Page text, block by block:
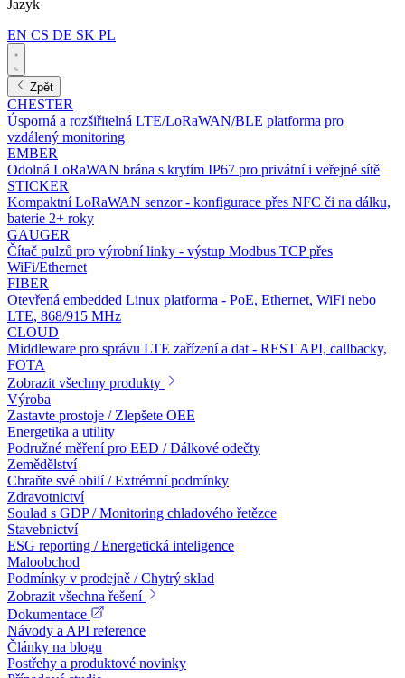
Jazyk
EN CS DE SK PL
Zpět
CHESTER
Úsporná a rozšiřitelná LTE/LoRaWAN/BLE platforma pro
vzdálený monitoring
EMBER
Odolná LoRaWAN brána s krytím IP67 pro privátní i veřejné sítě
STICKER
Kompaktní LoRaWAN senzor - konfigurace přes NFC či na dálku,
baterie 2+ roky
GAUGER
Čítač pulzů pro výrobní linky - výstup Modbus TCP přes
WiFi/Ethernet
FIBER
Otevřená embedded Linux platforma - PoE, Ethernet, WiFi nebo
LTE, 868/915 MHz
CLOUD
Middleware pro správu LTE zařízení a dat - REST API, callbacky,
FOTA
Zobrazit všechny produkty
Výroba
Zastavte prostoje / Zlepšete OEE
Energetika a utility
Podružné měření pro EED / Dálkové odečty
Zemědělství
Chraňte své obilí / Extrémní podmínky
Zdravotnictví
Soulad s GDP / Monitoring chladového řetězce
Stavebnictví
ESG reporting / Energetická inteligence
Maloobchod
Podmínky v prodejně / Chytrý sklad
Zobrazit všechna řešení
Dokumentace
Návody a API reference
Články na blogu
Postřehy a produktové novinky